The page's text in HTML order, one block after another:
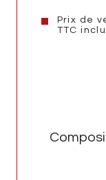
Prix de
TTC